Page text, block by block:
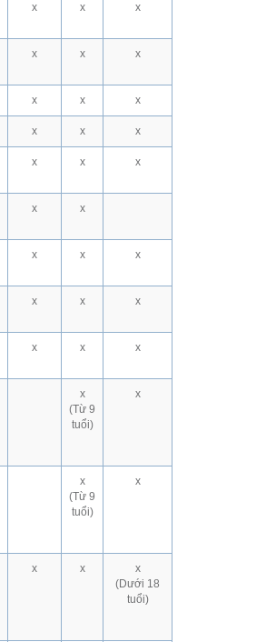
x x x
x x x
x x x
x x x
x x x
x x
x x x
x x x
x x x
x
(Từ 9
tuổi)
x
x
(Từ 9
tuổi)
x
x x
x
(Dưới 18
tuổi)